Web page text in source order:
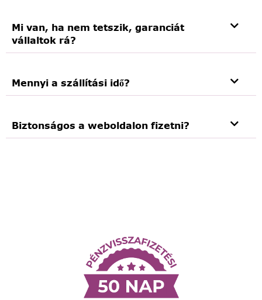
Mi van, ha nem tetszik, garanciát
vállaltok rá?
Mennyi a szállítási idő?
Biztonságos a weboldalon fizetni?